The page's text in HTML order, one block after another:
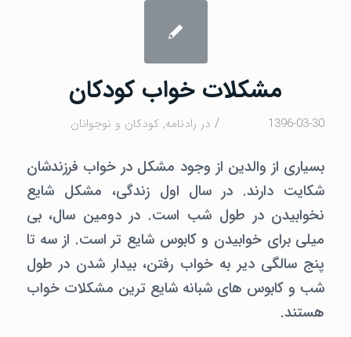
مشکلات خواب کودکان
1396-03-30
/ در رادنامه, كودكان و نوجوانان
بسیاری از والدین از وجود مشکل در خواب فرزندشان
شکایت دارند. در سال اول زندگی، مشکل شایع
نخوابیدن در طول شب است. در دومین سال، بی
میلی برای خوابیدن و کابوس شایع تر است. از سه تا
پنج سالگی دیر به خواب رفتن، بیدار شدن در طول
شب و کابوس های شبانه شایع ترین مشکلات خواب
هستند.